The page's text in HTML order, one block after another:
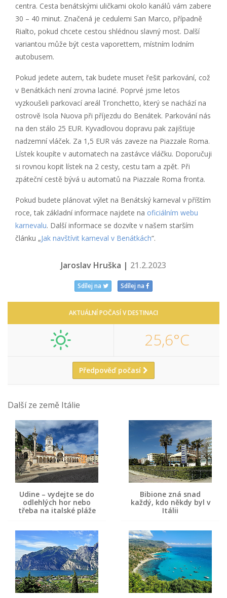
centra. Cesta benátskými uličkami okolo kanálů vám zabere
30 – 40 minut. Značená je cedulemi San Marco, případně
Rialto, pokud chcete cestou shlédnou slavný most. Další
variantou může být cesta vaporettem, místním lodním
autobusem.
Pokud jedete autem, tak budete muset řešit parkování, což
v Benátkách není zrovna laciné. Poprvé jsme letos
vyzkoušeli parkovací areál Tronchetto, který se nachází na
ostrově Isola Nuova při příjezdu do Benátek. Parkování nás
na den stálo 25 EUR. Kyvadlovou dopravu pak zajišťuje
nadzemní vláček. Za 1,5 EUR vás zaveze na Piazzale Roma.
Lístek koupíte v automatech na zastávce vláčku. Doporučuji
si rovnou kopit lístek na 2 cesty, cestu tam a zpět. Při
zpáteční cestě bývá u automatů na Piazzale Roma fronta.
Pokud budete plánovat výlet na Benátský karneval v příštím
roce, tak základní informace najdete na oficiálním webu
karnevalu. Další informace se dozvíte v našem starším
článku „Jak navštívit karneval v Benátkách“.
Jaroslav Hruška | 21.2.2023
Sdílej na Sdílej na
AKTUÁLNÍ POČASÍ V DESTINACI
25,6°C
Předpověď počasí
Další ze země Itálie
Udine – vydejte se do
odlehlých hor nebo
třeba na italské pláže
Bibione zná snad
každý, kdo někdy byl v
Itálii